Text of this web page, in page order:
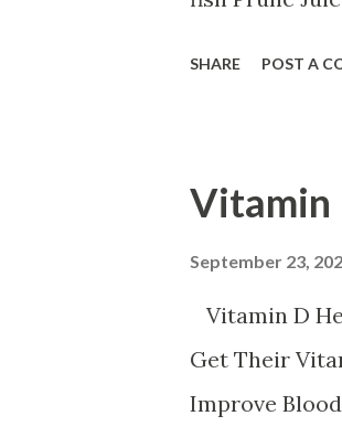
قوای جسمانی
سنگین حاملگی
خونی می شود
SHARE POST A
Vitamin
September 23,
Vitamin D
Get Their
Improve